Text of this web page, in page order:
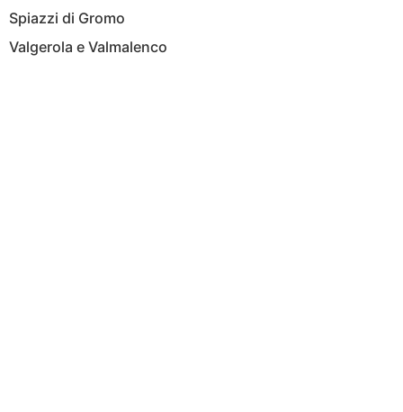
Spiazzi di Gromo
Valgerola e Valmalenco